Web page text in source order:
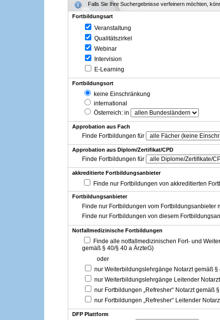
Falls Sie Ihre Suchergebnisse verfeinern möchten,
Fortbildungsart
Veranstaltung
Qualitätszirkel
Webinar
Intervision
E-Learning
Fortbildungsort
keine Einschränkung
international
Österreich: in
Approbation aus Fach
Finde Fortbildungen für
Approbation aus Diplom/Zertifikat/CPD
Finde Fortbildungen für
akkreditierte Fortbildungsanbieter
Finde nur Fortbildungen von akkreditierten
Fortbildungsanbieter
Finde nur Fortbildungen vom Fortbildungsanbieter
Finde nur Fortbildungen von diesem
Notfallmedizinische Fortbildungen
Finde alle notfallmedizinischen Fort- und
gemäß § 40/§ 40 a ÄrzteG)
oder
nur Weiterbildungslehrgänge Notarzt gemäß §
nur Weiterbildungslehrgänge Leitender
nur Fortbildungen „Refresher“ Notarzt gemäß
nur Fortbildungen „Refresher“ Leitender
DFP Plattform